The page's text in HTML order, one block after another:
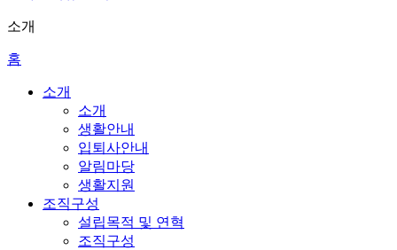
소개
홈
소개
소개
생활안내
입퇴사안내
알림마당
생활지원
조직구성
설립목적 및 연혁
조직구성